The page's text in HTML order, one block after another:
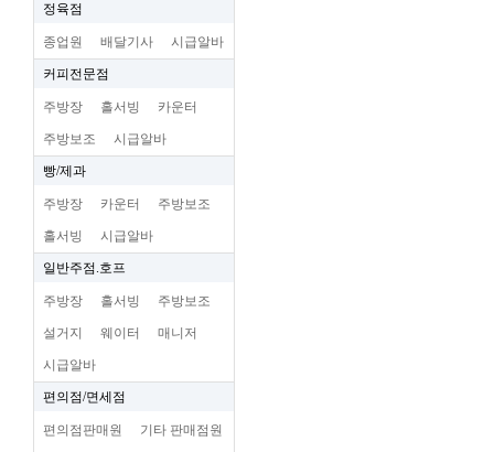
정육점
종업원 배달기사 시급알바
커피전문점
주방장 홀서빙 카운터
주방보조 시급알바
빵/제과
주방장 카운터 주방보조
홀서빙 시급알바
일반주점.호프
주방장 홀서빙 주방보조
설거지 웨이터 매니저
시급알바
편의점/면세점
편의점판매원 기타 판매점원